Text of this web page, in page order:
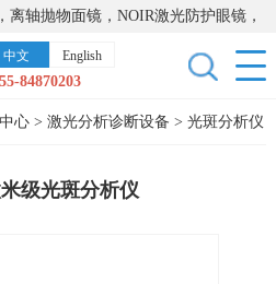
轴抛物面镜，NOIR激光防护眼镜，
激光器，光谱仪，红外热像仪，激光
中文 English
84870203
心> 激光分析诊断设备 > 光斑分析仪
级光斑分析仪